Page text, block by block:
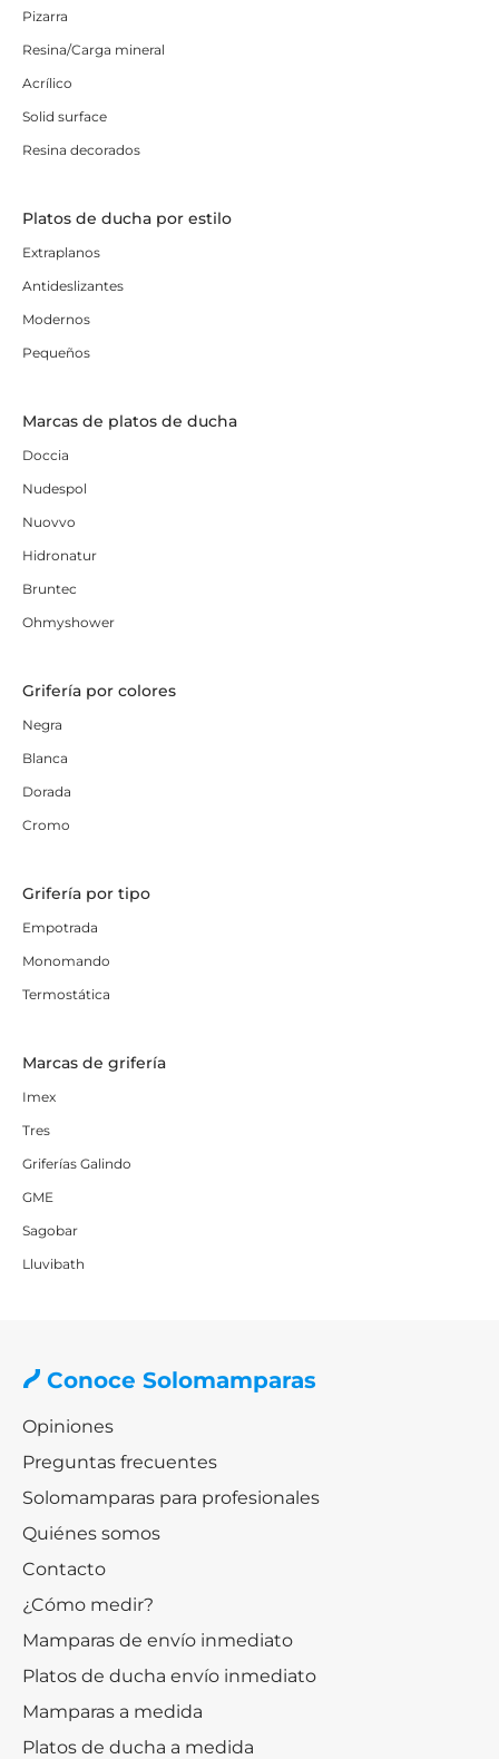
Pizarra
Resina/Carga mineral
Acrílico
Solid surface
Resina decorados
Platos de ducha por estilo
Extraplanos
Antideslizantes
Modernos
Pequeños
Marcas de platos de ducha
Doccia
Nudespol
Nuovvo
Hidronatur
Bruntec
Ohmyshower
Grifería por colores
Negra
Blanca
Dorada
Cromo
Grifería por tipo
Empotrada
Monomando
Termostática
Marcas de grifería
Imex
Tres
Griferías Galindo
GME
Sagobar
Lluvibath
Conoce Solomamparas
Opiniones
Preguntas frecuentes
Solomamparas para profesionales
Quiénes somos
Contacto
¿Cómo medir?
Mamparas de envío inmediato
Platos de ducha envío inmediato
Mamparas a medida
Platos de ducha a medida